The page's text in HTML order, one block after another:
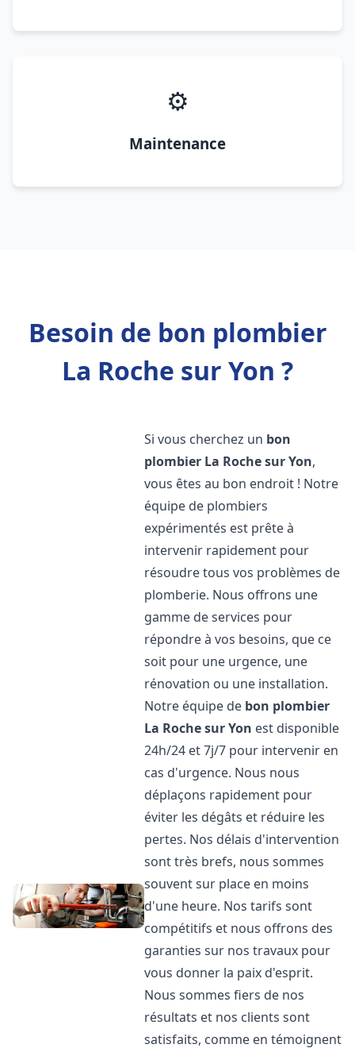
⚙️
Maintenance
Besoin de bon plombier
La Roche sur Yon ?
Si vous cherchez un bon
plombier La Roche sur Yon,
vous êtes au bon endroit ! Notre
équipe de plombiers
expérimentés est prête à
intervenir rapidement pour
résoudre tous vos problèmes de
plomberie. Nous offrons une
gamme de services pour
répondre à vos besoins, que ce
soit pour une urgence, une
rénovation ou une installation.
Notre équipe de bon plombier
La Roche sur Yon est disponible
24h/24 et 7j/7 pour intervenir en
cas d'urgence. Nous nous
déplaçons rapidement pour
éviter les dégâts et réduire les
pertes. Nos délais d'intervention
sont très brefs, nous sommes
souvent sur place en moins
d'une heure. Nos tarifs sont
compétitifs et nous offrons des
garanties sur nos travaux pour
vous donner la paix d'esprit.
Nous sommes fiers de nos
résultats et nos clients sont
satisfaits, comme en témoignent